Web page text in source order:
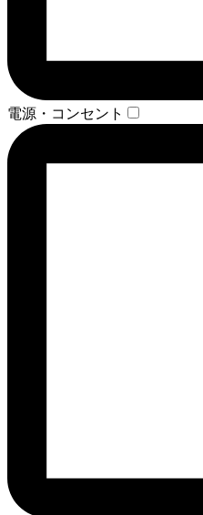
電源・コンセント